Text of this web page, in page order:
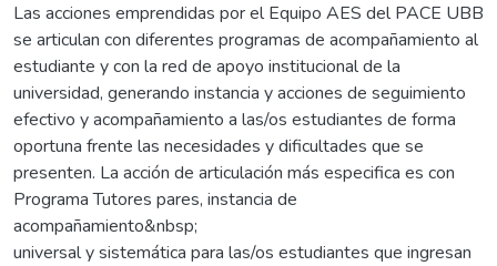
Las acciones emprendidas por el Equipo AES del PACE UBB
se articulan con diferentes programas de acompañamiento al
estudiante y con la red de apoyo institucional de la
universidad, generando instancia y acciones de seguimiento
efectivo y acompañamiento a las/os estudiantes de forma
oportuna frente las necesidades y dificultades que se
presenten. La acción de articulación más especifica es con
Programa Tutores pares, instancia de
acompañamiento&nbsp;
universal y sistemática para las/os estudiantes que ingresan